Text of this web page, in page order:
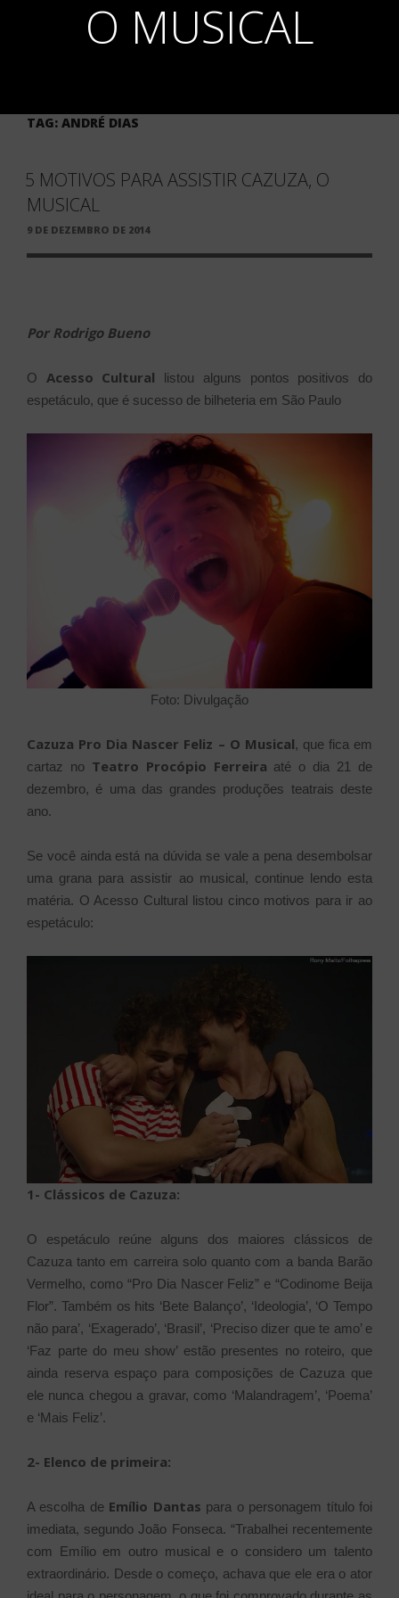
O MUSICAL
TAG: ANDRÉ DIAS
5 MOTIVOS PARA ASSISTIR CAZUZA, O
MUSICAL
PUBLICADO
9 DE DEZEMBRO DE 2014
Por Rodrigo Bueno
O Acesso Cultural listou alguns pontos positivos do
espetáculo, que é sucesso de bilheteria em São Paulo
Foto: Divulgação
Cazuza Pro Dia Nascer Feliz – O Musical, que fica em
cartaz no Teatro Procópio Ferreira até o dia 21 de
dezembro, é uma das grandes produções teatrais deste
ano.
Se você ainda está na dúvida se vale a pena desembolsar
uma grana para assistir ao musical, continue lendo esta
matéria. O Acesso Cultural listou cinco motivos para ir ao
espetáculo:
1- Clássicos de Cazuza:
O espetáculo reúne alguns dos maiores clássicos de
Cazuza tanto em carreira solo quanto com a banda Barão
Vermelho, como “Pro Dia Nascer Feliz” e “Codinome Beija
Flor”. Também os hits ‘Bete Balanço’, ‘Ideologia’, ‘O Tempo
não para’, ‘Exagerado’, ‘Brasil’, ‘Preciso dizer que te amo’ e
‘Faz parte do meu show’ estão presentes no roteiro, que
ainda reserva espaço para composições de Cazuza que
ele nunca chegou a gravar, como ‘Malandragem’, ‘Poema’
e ‘Mais Feliz’.
2- Elenco de primeira:
A escolha de Emílio Dantas para o personagem título foi
imediata, segundo João Fonseca. “Trabalhei recentemente
com Emílio em outro musical e o considero um talento
extraordinário. Desde o começo, achava que ele era o ator